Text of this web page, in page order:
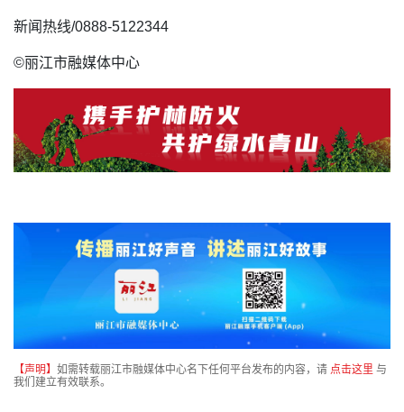
新闻热线/0888-5122344
©丽江市融媒体中心
【声明】 如需转载丽江市融媒体中心名下任何平台发布的内容，请 点击这里 与
我们建立有效联系。